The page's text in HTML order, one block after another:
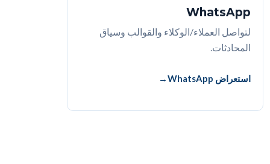
WhatsApp
لتواصل العملاء/الوكلاء والقوالب وسياق
المحادثات.
استعراض WhatsApp